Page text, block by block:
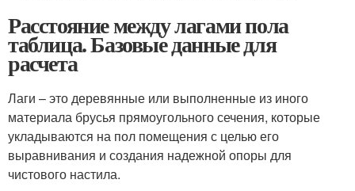
Расстояние между лагами пола
таблица. Базовые данные для
расчета
Лаги – это деревянные или выполненные из иного
материала брусья прямоугольного сечения, которые
укладываются на пол помещения с целью его
выравнивания и создания надежной опоры для
чистового настила.